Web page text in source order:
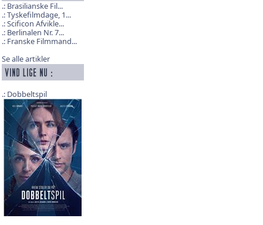
Brasilianske Fil...
Tyskefilmdage, 1...
Scificon Afvikle...
Berlinalen Nr. 7...
Franske Filmmand...
Se alle artikler
Dobbeltspil